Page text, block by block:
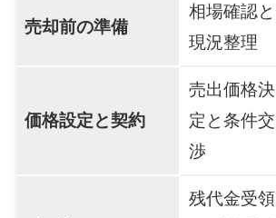
売却前の準備
相場確認と
現況整理
価格設定と契約
売出価格決
定と条件交
渉
残代金受領